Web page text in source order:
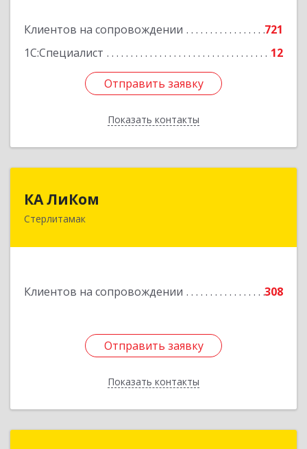
Клиентов на сопровождении
721
1С:Специалист
12
Отправить заявку
Показать контакты
Отправить заявку
Назад
КА ЛиКом
Стерлитамак
Клиентов на сопровождении 308
Отправить заявку
Показать контакты
453115, Башкортостан Респ, г.о. город
Подробнее
Отправить заявку
Назад